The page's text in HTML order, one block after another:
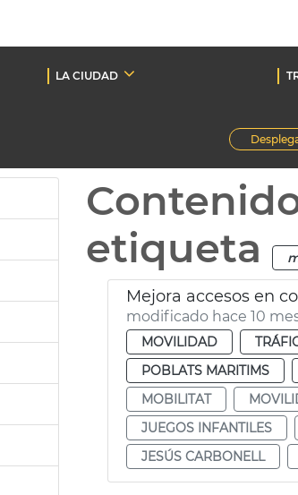
LA CIUDAD
etiqueta
Mejora accesos en
modificado hace 10
MOVILIDAD
POBLATS MARITIMS
MOBILITAT
JUEGOS INFANTILES
JESÚS CARBONELL